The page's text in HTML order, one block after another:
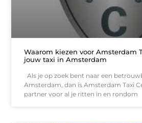
Waarom kiezen voor Amsterdam
jouw taxi in Amsterdam
Als je op zoek bent naar een
Amsterdam, dan is Amsterdam Taxi
partner voor al je ritten in en rondom